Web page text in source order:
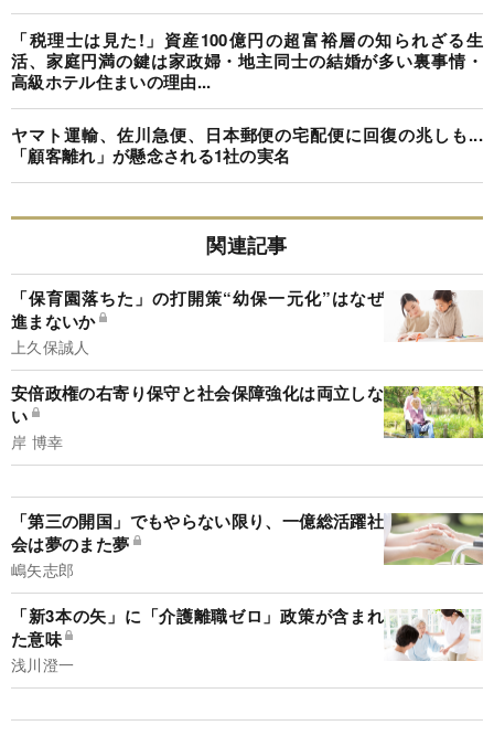
「税理士は見た!」資産100億円の超富裕層の知られざる生
活、家庭円満の鍵は家政婦・地主同士の結婚が多い裏事情・
高級ホテル住まいの理由...
ヤマト運輸、佐川急便、日本郵便の宅配便に回復の兆しも...
「顧客離れ」が懸念される1社の実名
関連記事
「保育園落ちた」の打開策“幼保一元化”はなぜ
進まないか
上久保誠人
安倍政権の右寄り保守と社会保障強化は両立しな
い
岸 博幸
「第三の開国」でもやらない限り、一億総活躍社
会は夢のまた夢
嶋矢志郎
「新3本の矢」に「介護離職ゼロ」政策が含まれ
た意味
浅川澄一